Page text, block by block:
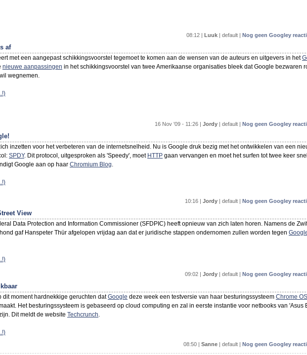
08:12 | Luuk | default | Nog geen Googley
af
met een aangepast schikkingsvoorstel tegemoet te komen aan de wensen van de auteurs en uitgevers in het
nieuwe aanpassingen in het schikkingsvoorstel van twee Amerikaanse organisaties bleek dat Google bezwaren
wegnemen.
16 Nov '09 - 11:26 | Jordy | default | Nog geen Googley
inzetten voor het verbeteren van de internetsnelheid. Nu is Google druk bezig met het ontwikkelen van een
SPDY. Dit protocol, uitgesproken als 'Speedy', moet HTTP gaan vervangen en moet het surfen tot twee keer
Google aan op haar Chromium Blog.
10:16 | Jordy | default | Nog geen Googley
View
Data Protection and Information Commissioner (SFDPIC) heeft opnieuw van zich laten horen. Namens de
gaf Hanspeter Thür afgelopen vrijdag aan dat er juridische stappen ondernomen zullen worden tegen
09:02 | Jordy | default | Nog geen Googley
dit moment hardnekkige geruchten datGoogle deze week een testversie van haar besturingssysteem Chrome OS
Het besturingssysteem is gebaseerd op cloud computing en zal in eerste instantie voor netbooks van 'Asus
Dit meldt de website Techcrunch.
08:50 | Sanne | default | Nog geen Googley